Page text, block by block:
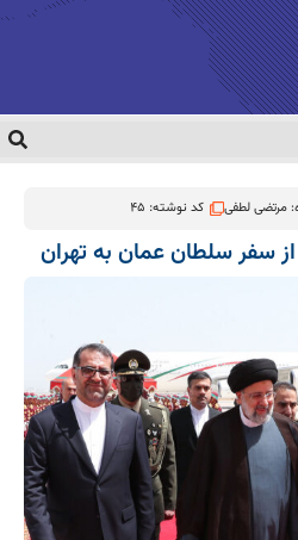
مرتضی لطفی کد نوشته: 45
از سفر سلطان عمان به تهران